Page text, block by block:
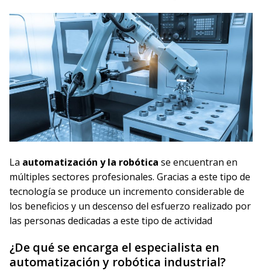
La automatización y la robótica se encuentran en
múltiples sectores profesionales. Gracias a este tipo de
tecnología se produce un incremento considerable de
los beneficios y un descenso del esfuerzo realizado por
las personas dedicadas a este tipo de actividad
¿De qué se encarga el especialista en
automatización y robótica industrial?